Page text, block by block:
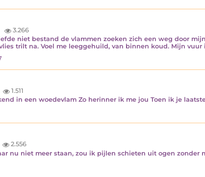
3.266
niet bestand de vlammen zoeken zich een weg door
trilt na. Voel me leeggehuild, van binnen koud. Mijn vuur
1.511
in een woedevlam Zo herinner ik me jou Toen ik je
2.556
nu niet meer staan, zou ik pijlen schieten uit ogen zonder